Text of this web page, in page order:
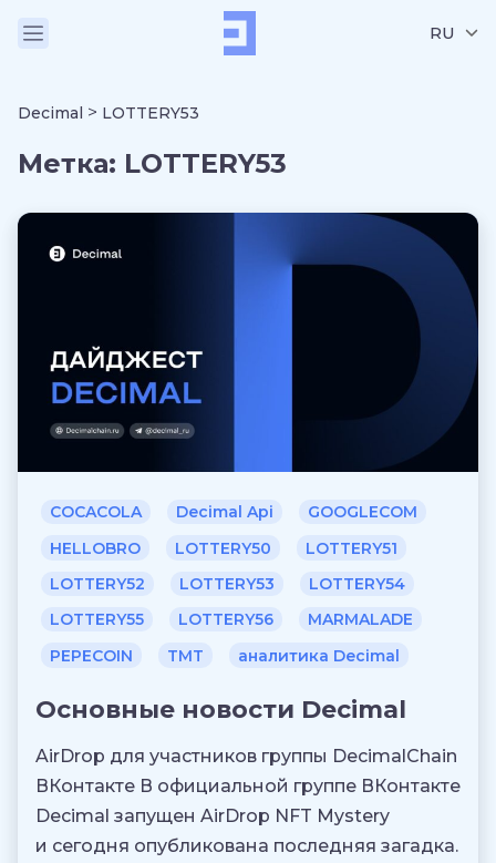
RU
Decimal > LOTTERY53
Метка: LOTTERY53
COCACOLA Decimal Api
GOOGLECOM
HELLOBRO
LOTTERY50
LOTTERY51
LOTTERY52
LOTTERY53
LOTTERY54
LOTTERY55
LOTTERY56
MARMALADE
PEPECOIN
TMT аналитика Decimal
Основные новости Decimal
AirDrop для участников группы DecimalChain
ВКонтакте В официальной группе ВКонтакте
Decimal запущен AirDrop NFT Mystery
и сегодня опубликована последняя загадка.